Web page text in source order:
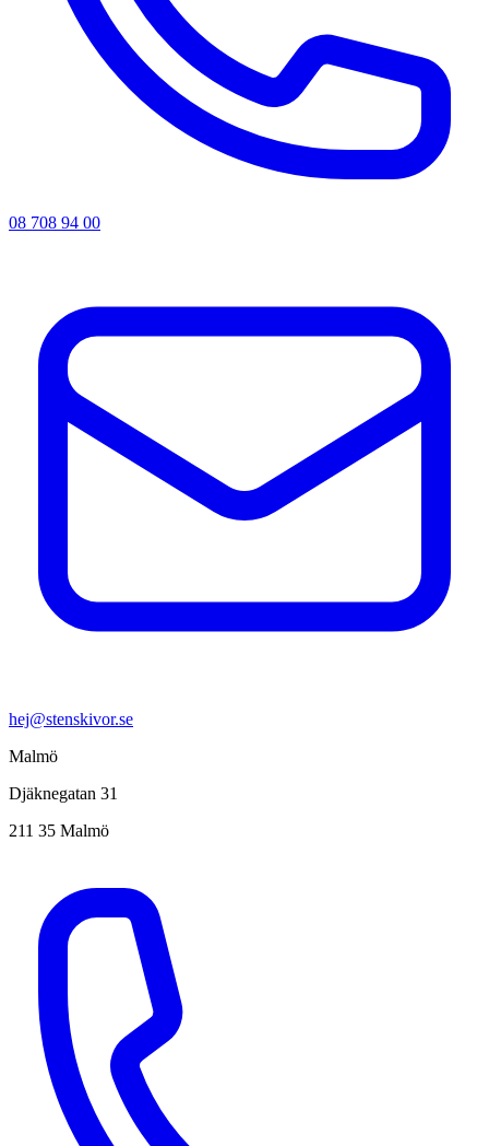
08 708 94 00
hej@stenskivor.se
Malmö
Djäknegatan 31
211 35 Malmö